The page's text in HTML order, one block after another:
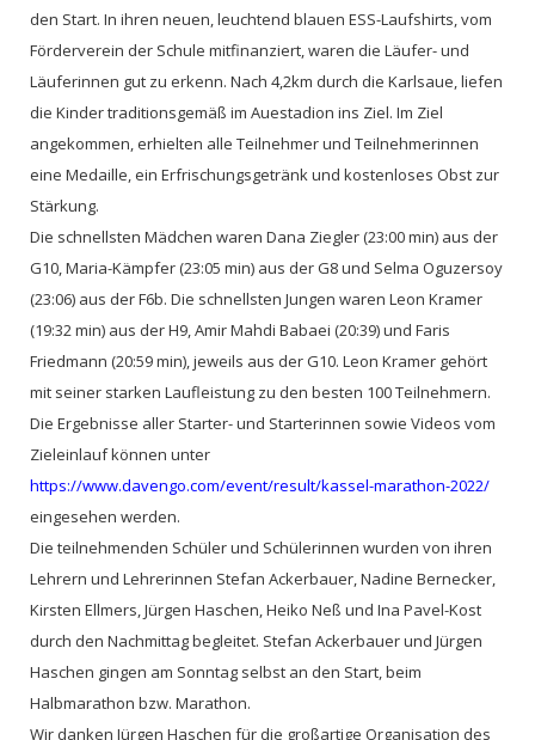
den Start. In ihren neuen, leuchtend blauen ESS-Laufshirts, vom
Förderverein der Schule mitfinanziert, waren die Läufer- und
Läuferinnen gut zu erkenn. Nach 4,2km durch die Karlsaue, liefen
die Kinder traditionsgemäß im Auestadion ins Ziel. Im Ziel
angekommen, erhielten alle Teilnehmer und Teilnehmerinnen
eine Medaille, ein Erfrischungsgetränk und kostenloses Obst zur
Stärkung.
Die schnellsten Mädchen waren Dana Ziegler (23:00 min) aus der
G10, Maria-Kämpfer (23:05 min) aus der G8 und Selma Oguzersoy
(23:06) aus der F6b. Die schnellsten Jungen waren Leon Kramer
(19:32 min) aus der H9, Amir Mahdi Babaei (20:39) und Faris
Friedmann (20:59 min), jeweils aus der G10. Leon Kramer gehört
mit seiner starken Laufleistung zu den besten 100 Teilnehmern.
Die Ergebnisse aller Starter- und Starterinnen sowie Videos vom
Zieleinlauf können unter
https://www.davengo.com/event/result/kassel-marathon-2022/
eingesehen werden.
Die teilnehmenden Schüler und Schülerinnen wurden von ihren
Lehrern und Lehrerinnen Stefan Ackerbauer, Nadine Bernecker,
Kirsten Ellmers, Jürgen Haschen, Heiko Neß und Ina Pavel-Kost
durch den Nachmittag begleitet. Stefan Ackerbauer und Jürgen
Haschen gingen am Sonntag selbst an den Start, beim
Halbmarathon bzw. Marathon.
Wir danken Jürgen Haschen für die großartige Organisation des